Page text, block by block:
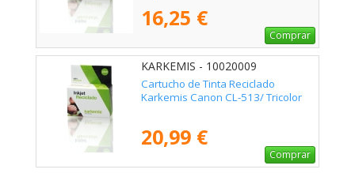
16,25 €
Comprar
KARKEMIS - 10020009
Cartucho de Tinta Reciclado
Karkemis Canon CL-513/ Tricolor
20,99 €
Comprar